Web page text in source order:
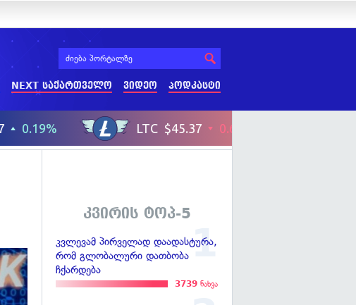
NEXT საქართველო ვიდეო პოდკასტი
კვირის ტოპ-5
კვლევამ პირველად დაადასტურა,
რომ გლობალური დათბობა
ჩქარდება
3739 ნახვა